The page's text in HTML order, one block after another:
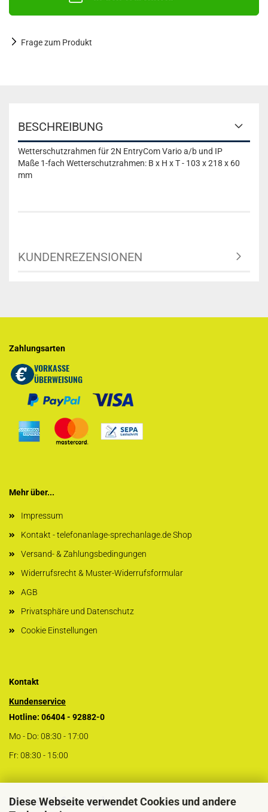
Diese Webseite verwendet Cookies und andere
Frage zum Produkt
BESCHREIBUNG
Wetterschutzrahmen für 2N EntryCom Vario a/b und IP
Maße 1-fach Wetterschutzrahmen: B x H x T - 103 x 218 x 60
mm
KUNDENREZENSIONEN
Zahlungsarten
Mehr über...
Impressum
Kontakt - telefonanlage-sprechanlage.de Shop
Versand- & Zahlungsbedingungen
Widerrufsrecht & Muster-Widerrufsformular
AGB
Privatsphäre und Datenschutz
Cookie Einstellungen
Kontakt
Kundenservice
Hotline: 06404 - 92882-0
Mo - Do: 08:30 - 17:00
Fr: 08:30 - 15:00
Kontaktformular